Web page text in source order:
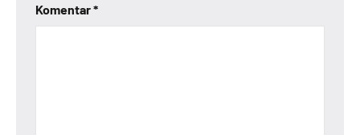
Komentar*